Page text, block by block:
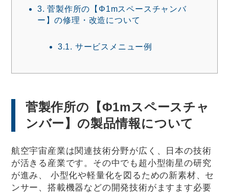
3. 菅製作所の【Φ1mスペースチャンバ
ー】の修理・改造について
3.1. サービスメニュー例
菅製作所の【Φ1mスペースチャ
ンバー】の製品情報について
航空宇宙産業は関連技術分野が広く、日本の技術
が活きる産業です。その中でも超小型衛星の研究
が進み、 小型化や軽量化を図るための新素材、セ
ンサー、搭載機器などの開発技術がますます必要